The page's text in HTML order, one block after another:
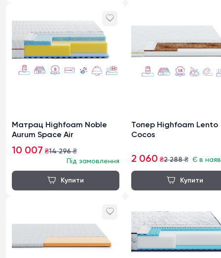
Матрац Highfoam Noble
Aurum Space Air
10 007 ₴14 296₴
Під замовлення
Топер Highfoam Lento
Cocos
2 060 ₴2 288₴ Є в